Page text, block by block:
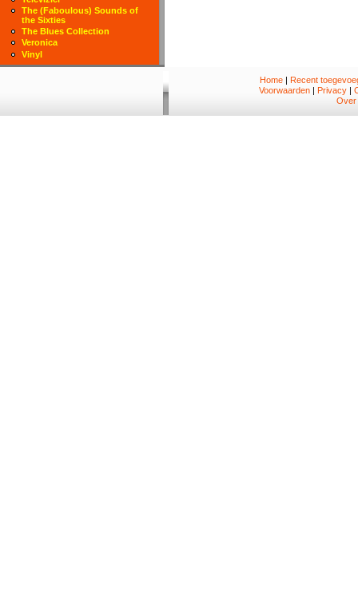
The (Faboulous) Sounds of
the Sixties
The Blues Collection
Veronica
Vinyl
Home|
Recent
Voorwaarden
Privacy
Over